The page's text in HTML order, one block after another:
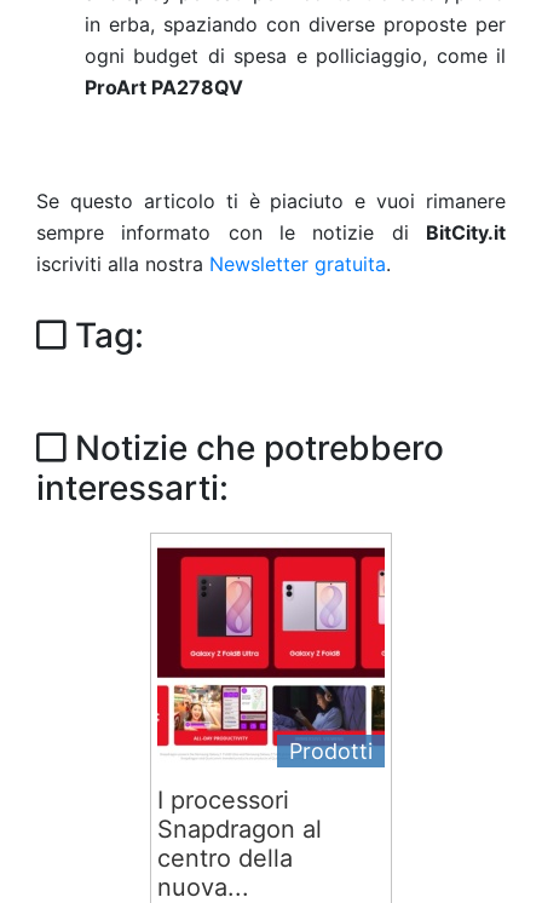
in erba, spaziando con diverse proposte per
ogni budget di spesa e polliciaggio, come il
ProArt PA278QV
Se questo articolo ti è piaciuto e vuoi rimanere
sempre informato con le notizie di BitCity.it
iscriviti alla nostra Newsletter gratuita.
Tag:
Notizie che potrebbero
interessarti:
Prodotti
I processori
Snapdragon al
centro della
nuova...